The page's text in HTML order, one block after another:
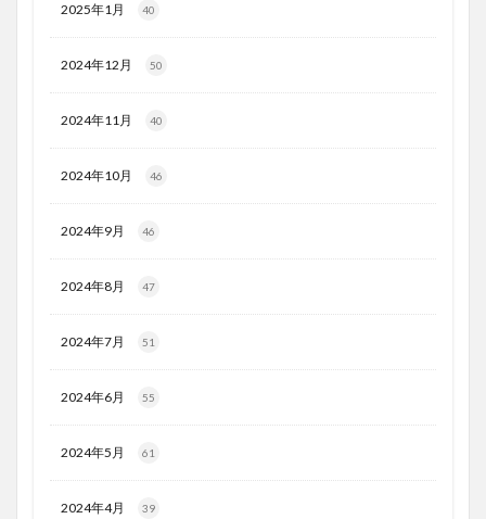
2025年1月 40
2024年12月 50
2024年11月 40
2024年10月 46
2024年9月 46
2024年8月 47
2024年7月 51
2024年6月 55
2024年5月 61
2024年4月 39